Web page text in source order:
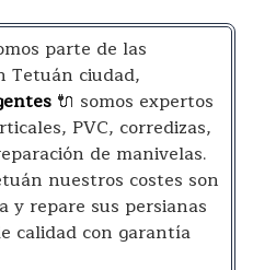
parte de las
Tetuán ciudad,
🔌 somos expertos
PVC, corredizas,
de manivelas.
nuestros costes son
y repare sus persianas
calidad con garantía